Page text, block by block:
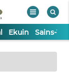
Ekuin Sains-